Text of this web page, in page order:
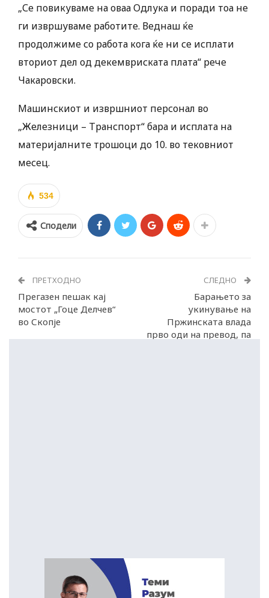
„Се повикуваме на оваа Одлука и поради тоа не
ги извршуваме работите. Веднаш ќе
продолжиме со работа кога ќе ни се исплати
вториот дел од декемвриската плата“ рече
Чакаровски.
Машинскиот и извршниот персонал во
„Железници – Транспорт“ бара и исплата на
материјалните трошоци до 10. во тековниот
месец.
534
Сподели
ПРЕТХОДНО
Прегазен пешак кај
мостот „Гоце Делчев“
во Скопје
СЛЕДНО
Барањето за
укинување на
Пржинската влада
прво оди на превод, па